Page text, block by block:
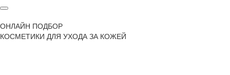
ОНЛАЙН ПОДБОР
КОСМЕТИКИ ДЛЯ УХОДА ЗА КОЖЕЙ